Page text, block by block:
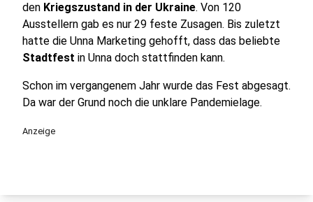
den Kriegszustand in der Ukraine. Von 120
Ausstellern gab es nur 29 feste Zusagen. Bis zuletzt
hatte die Unna Marketing gehofft, dass das beliebte
Stadtfest in Unna doch stattfinden kann.
Schon im vergangenem Jahr wurde das Fest abgesagt.
Da war der Grund noch die unklare Pandemielage.
Anzeige